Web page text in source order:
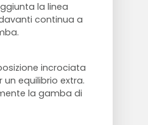
la linea
continua a
incrociata
equilibrio extra.
la gamba di